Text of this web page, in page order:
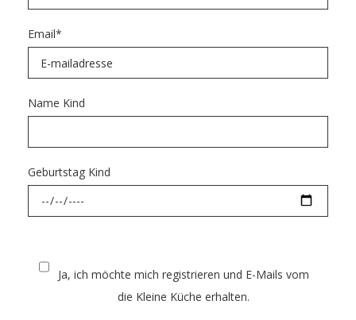
Email*
Name Kind
Geburtstag Kind
Ja, ich möchte mich registrieren und E-Mails vom
die Kleine Küche erhalten.